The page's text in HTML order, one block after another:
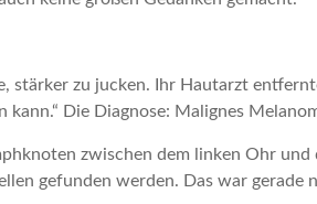
stärker zu jucken. Ihr Hautarzt
Die Diagnose: Malignes
zwischen dem linken Ohr
gefunden werden. Das war gerade